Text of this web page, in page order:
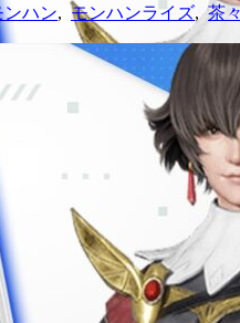
ンハン ,モンハンライズ ,茶